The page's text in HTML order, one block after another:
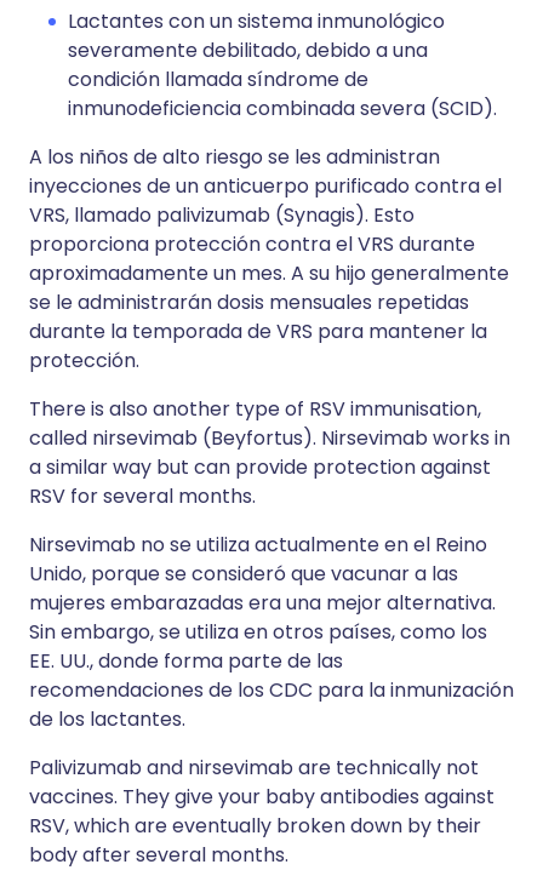
Lactantes con un sistema inmunológico
severamente debilitado, debido a una
condición llamada síndrome de
inmunodeficiencia combinada severa (SCID).
A los niños de alto riesgo se les administran
inyecciones de un anticuerpo purificado contra el
VRS, llamado palivizumab (Synagis). Esto
proporciona protección contra el VRS durante
aproximadamente un mes. A su hijo generalmente
se le administrarán dosis mensuales repetidas
durante la temporada de VRS para mantener la
protección.
There is also another type of RSV immunisation,
called nirsevimab (Beyfortus). Nirsevimab works in
a similar way but can provide protection against
RSV for several months.
Nirsevimab no se utiliza actualmente en el Reino
Unido, porque se consideró que vacunar a las
mujeres embarazadas era una mejor alternativa.
Sin embargo, se utiliza en otros países, como los
EE. UU., donde forma parte de las
recomendaciones de los CDC para la inmunización
de los lactantes.
Palivizumab and nirsevimab are technically not
vaccines. They give your baby antibodies against
RSV, which are eventually broken down by their
body after several months.